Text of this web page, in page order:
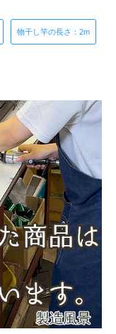
物干し竿の長さ：2m